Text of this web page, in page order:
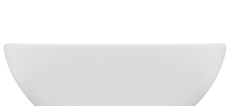
Please select credit institution
Предоставената таблица е с информационна цел.
Добавете продукта в количката си с бутона "Добави в
количката" и при поръчка ще можете да изберете броя
вноски на кредита.